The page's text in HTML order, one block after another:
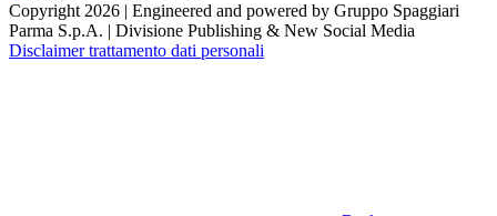
Copyright 2026 | Engineered and powered by Gruppo Spaggiari
Parma S.p.A. | Divisione Publishing & New Social Media
Disclaimer trattamento dati personali